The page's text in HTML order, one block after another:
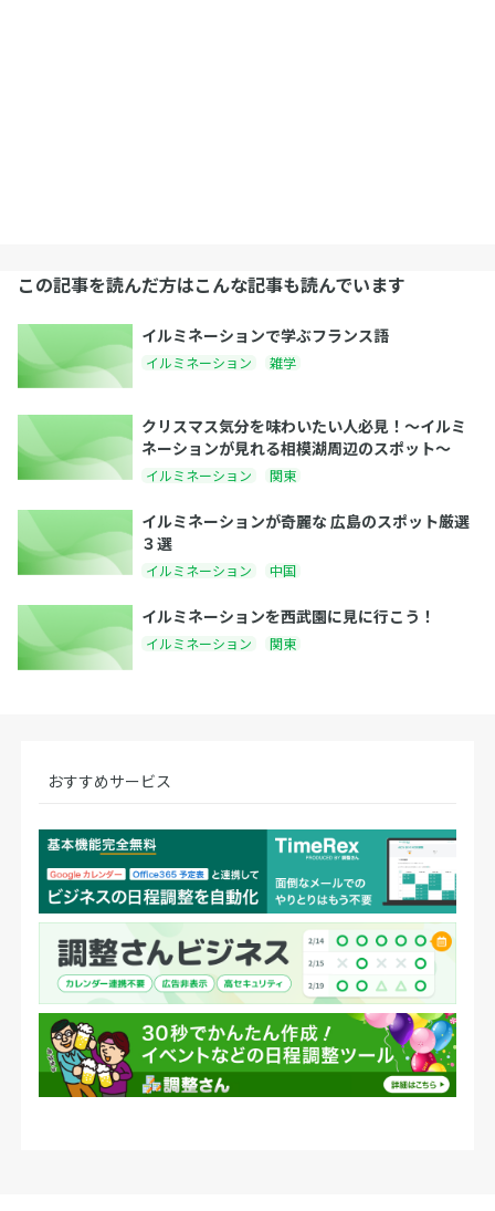
この記事を読んだ方はこんな記事も読んでいます
イルミネーションで学ぶフランス語
イルミネーション 雑学
クリスマス気分を味わいたい人必見！〜イルミ
ネーションが見れる相模湖周辺のスポット〜
イルミネーション 関東
イルミネーションが奇麗な 広島のスポット厳選
３選
イルミネーション 中国
イルミネーションを西武園に見に行こう！
イルミネーション 関東
おすすめサービス